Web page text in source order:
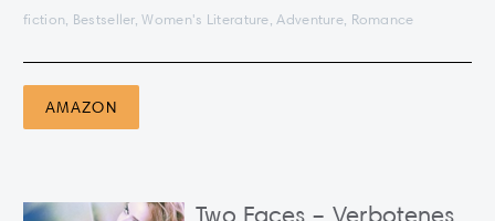
fiction, Bestseller, Women's Literature, Adventure, Romance
AMAZON
Two Faces – Verbotenes